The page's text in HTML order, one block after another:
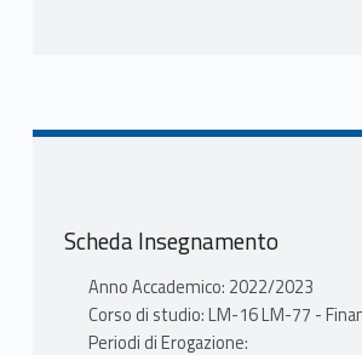
Scheda Insegnamento
Anno Accademico: 2022/2023
Corso di studio: LM-16 LM-77 -
Periodi di Erogazione: